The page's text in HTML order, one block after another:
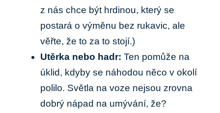
z nás chce být hrdinou, který se
postará o výměnu bez rukavic, ale
věřte, že to za to stojí.)
Utěrka nebo hadr: Ten pomůže na
úklid, kdyby se náhodou něco v okolí
polilo. Světla na voze nejsou zrovna
dobrý nápad na umývání, že?